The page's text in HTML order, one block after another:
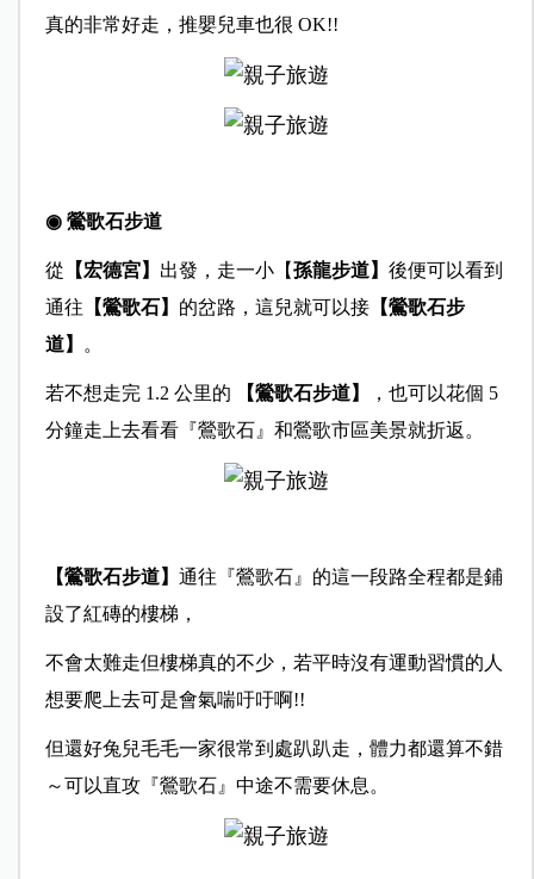
真的非常好走，推嬰兒車也很 OK!!
◉ 鶯歌石步道
從 【宏德宮】 出發，走一小【孫龍步道】 後便可以看到
通往 【鶯歌石】 的岔路，這兒就可以接【鶯歌石步
道】
。
若不想走完 1.2 公里的 【鶯歌石步道】
，也可以花個 5
分鐘走上去看看『鶯歌石』和鶯歌市區美景就折返。
【鶯歌石步道】 通往『鶯歌石』的這一段路全程都是鋪
設了紅磚的樓梯，
不會太難走但樓梯真的不少，若平時沒有運動習慣的人
想要爬上去可是會氣喘吁吁啊!!
但還好兔兒毛毛一家很常到處趴趴走，體力都還算不錯
～可以直攻『鶯歌石』中途不需要休息。